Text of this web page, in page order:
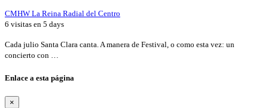
CMHW La Reina Radial del Centro
6 visitas en 5 days
Cada julio Santa Clara canta. A manera de Festival, o como esta vez: un
concierto con …
Enlace a esta página
×